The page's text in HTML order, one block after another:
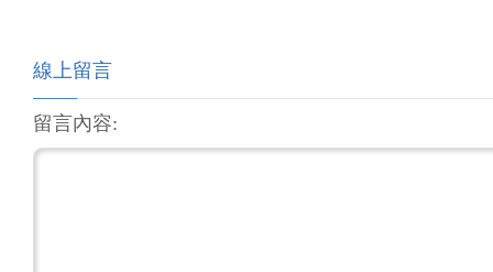
線上留言
留言內容: